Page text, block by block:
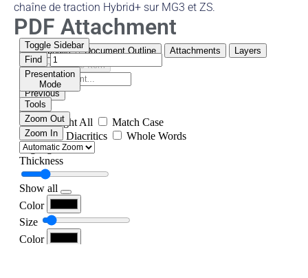
chaîne de traction Hybrid+ sur MG3 et ZS.
PDF Attachment